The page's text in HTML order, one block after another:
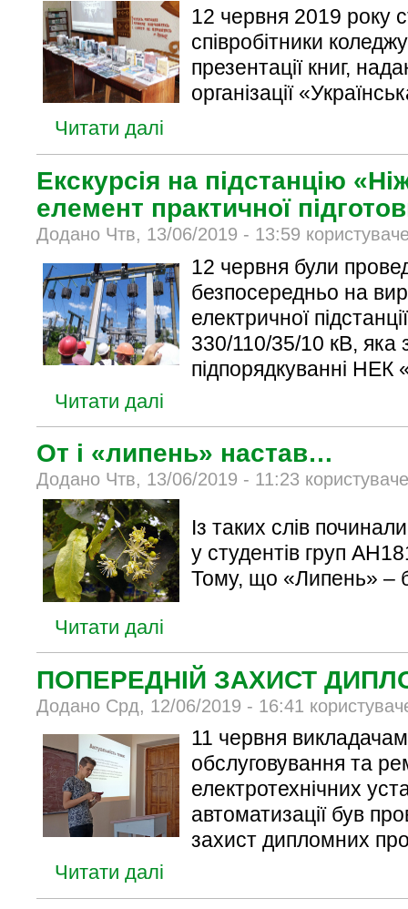
12 червня 2019 року
співробітники
презентації книг,
організації
Читати далі
Екскурсія на підстанцію
елемент практичної
Додано Чтв, 13/06/2019 - 13:59
12 червня були
безпосередньо на
електричної
330/110/35/10 кВ, яка
підпорядкуванні НЕК
Читати далі
От і «липень» настав…
Додано Чтв, 13/06/2019 - 11:23
Із таких слів
у студентів груп
Тому, що «Липень» –
Читати далі
ПОПЕРЕДНІЙ ЗАХИСТ
Додано Срд, 12/06/2019 - 16:41
11 червня
обслуговування та
електротехнічних
автоматизації був
захист дипломних
Читати далі